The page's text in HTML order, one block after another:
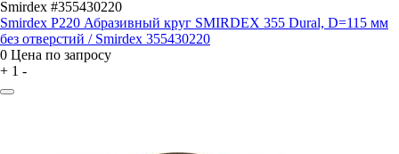
Smirdex #355430220
Smirdex P220 Абразивный круг SMIRDEX 355 Dural, D=115 мм
без отверстий / Smirdex 355430220
0 Цена по запросу
+ 1 -